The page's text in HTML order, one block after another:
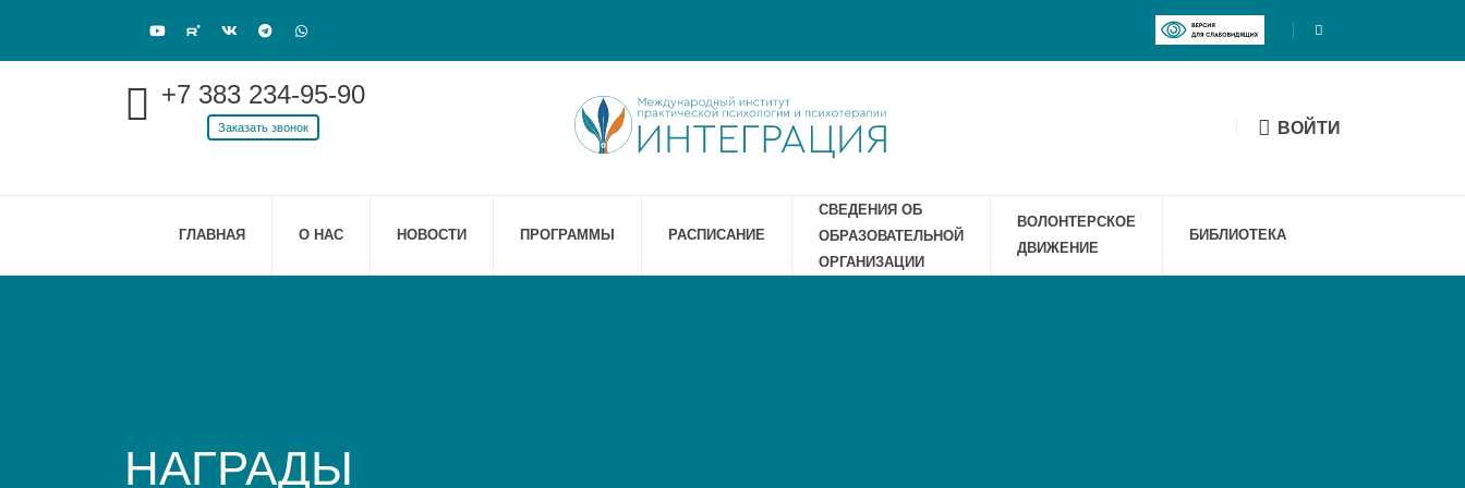
+7 383 234-95-90
Заказать звонок ВОЙТИ
ГЛАВНАЯ О НАС НОВОСТИ ПРОГРАММЫ РАСПИСАНИЕ
СВЕДЕНИЯ ОБ
ОБРАЗОВАТЕЛЬНОЙ
ОРГАНИЗАЦИИ
ВОЛОНТЕРСКОЕ
ДВИЖЕНИЕ
БИБЛИОТЕКА
НАГРАДЫ